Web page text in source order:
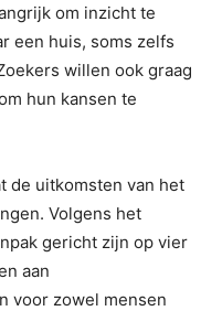
om inzicht te
een huis, soms zelfs
willen ook graag
hun kansen te
de uitkomsten van het
Volgens het
gericht zijn op vier
aan
voor zowel mensen